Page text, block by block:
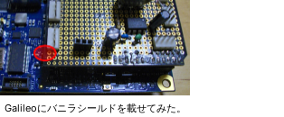
Galileoにバニラシールドを載せてみた。